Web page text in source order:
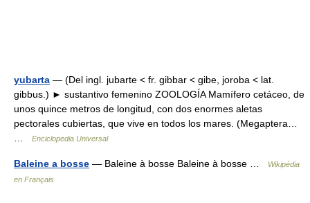
yubarta — (Del ingl. jubarte < fr. gibbar < gibe, joroba < lat.
gibbus.) ► sustantivo femenino ZOOLOGÍA Mamífero cetáceo, de
unos quince metros de longitud, con dos enormes aletas
pectorales cubiertas, que vive en todos los mares. (Megaptera…
Enciclopedia Universal
Baleine a bosse — Baleine à bosse Baleine à bosse …
Wikipédia
en Français